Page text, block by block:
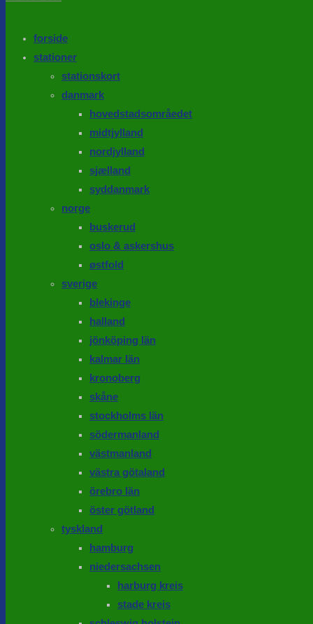
forside
stationer
stationskort
danmark
hovedstadsområedet
midtjylland
nordjylland
sjælland
syddanmark
norge
buskerud
oslo & askershus
østfold
sverige
blekinge
halland
jönköping län
kalmar län
kronoberg
skåne
stockholms län
södermanland
västmanland
västra götaland
örebro län
öster götland
tyskland
hamburg
niedersachsen
harburg kreis
stade kreis